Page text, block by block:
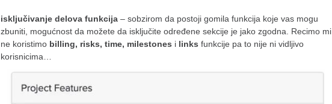
isključivanje delova funkcija – sobzirom da postoji gomila funkcija koje vas mogu
zbuniti, mogućnost da možete da isključite određene sekcije je jako zgodna. Recimo mi
ne koristimo billing, risks, time, milestones i links funkcije pa to nije ni vidljivo
korisnicima…